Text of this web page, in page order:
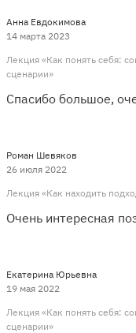
Лекция «Как понять себя:
сценарии»
Анна Евдокимова
14 марта 2023
Спасибо большое,
Лекция «Как находить
Роман Шевяков
26 июля 2022
Очень интересная
Лекция «Как понять себя:
сценарии»
Екатерина Юрьевна
19 мая 2022